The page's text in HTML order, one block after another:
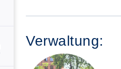
Verwaltung: